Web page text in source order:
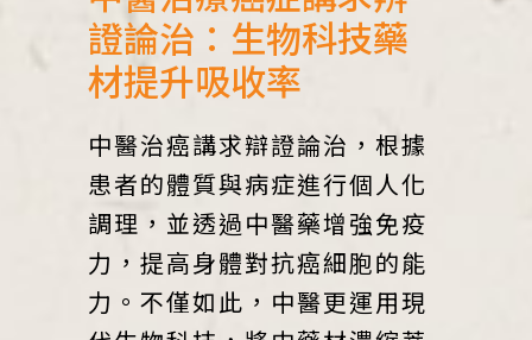
證論治：生物科技藥
材提升吸收率
中醫治癌講求辯證論治，根據
患者的體質與病症進行個人化
調理，並透過中醫藥增強免疫
力，提高身體對抗癌細胞的能
力。不僅如此，中醫更運用現